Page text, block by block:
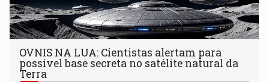
OVNIS NA LUA: Cientistas alertam para
possível base secreta no satélite natural da
Terra